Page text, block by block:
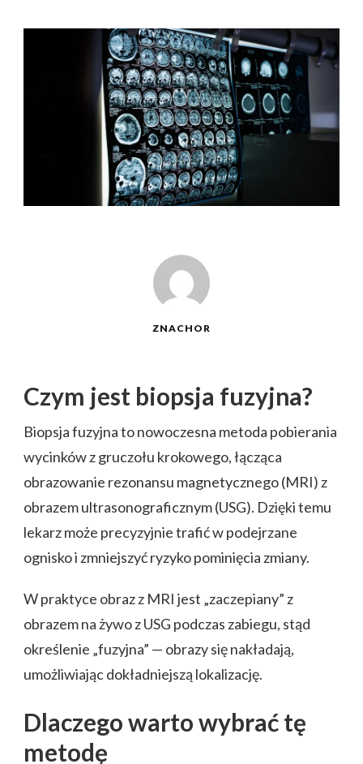
ZNACHOR
Czym jest biopsja fuzyjna?
Biopsja fuzyjna to nowoczesna metoda pobierania
wycinków z gruczołu krokowego, łącząca
obrazowanie rezonansu magnetycznego (MRI) z
obrazem ultrasonograficznym (USG). Dzięki temu
lekarz może precyzyjnie trafić w podejrzane
ognisko i zmniejszyć ryzyko pominięcia zmiany.
W praktyce obraz z MRI jest „zaczepiany” z
obrazem na żywo z USG podczas zabiegu, stąd
określenie „fuzyjna” — obrazy się nakładają,
umożliwiając dokładniejszą lokalizację.
Dlaczego warto wybrać tę
metodę